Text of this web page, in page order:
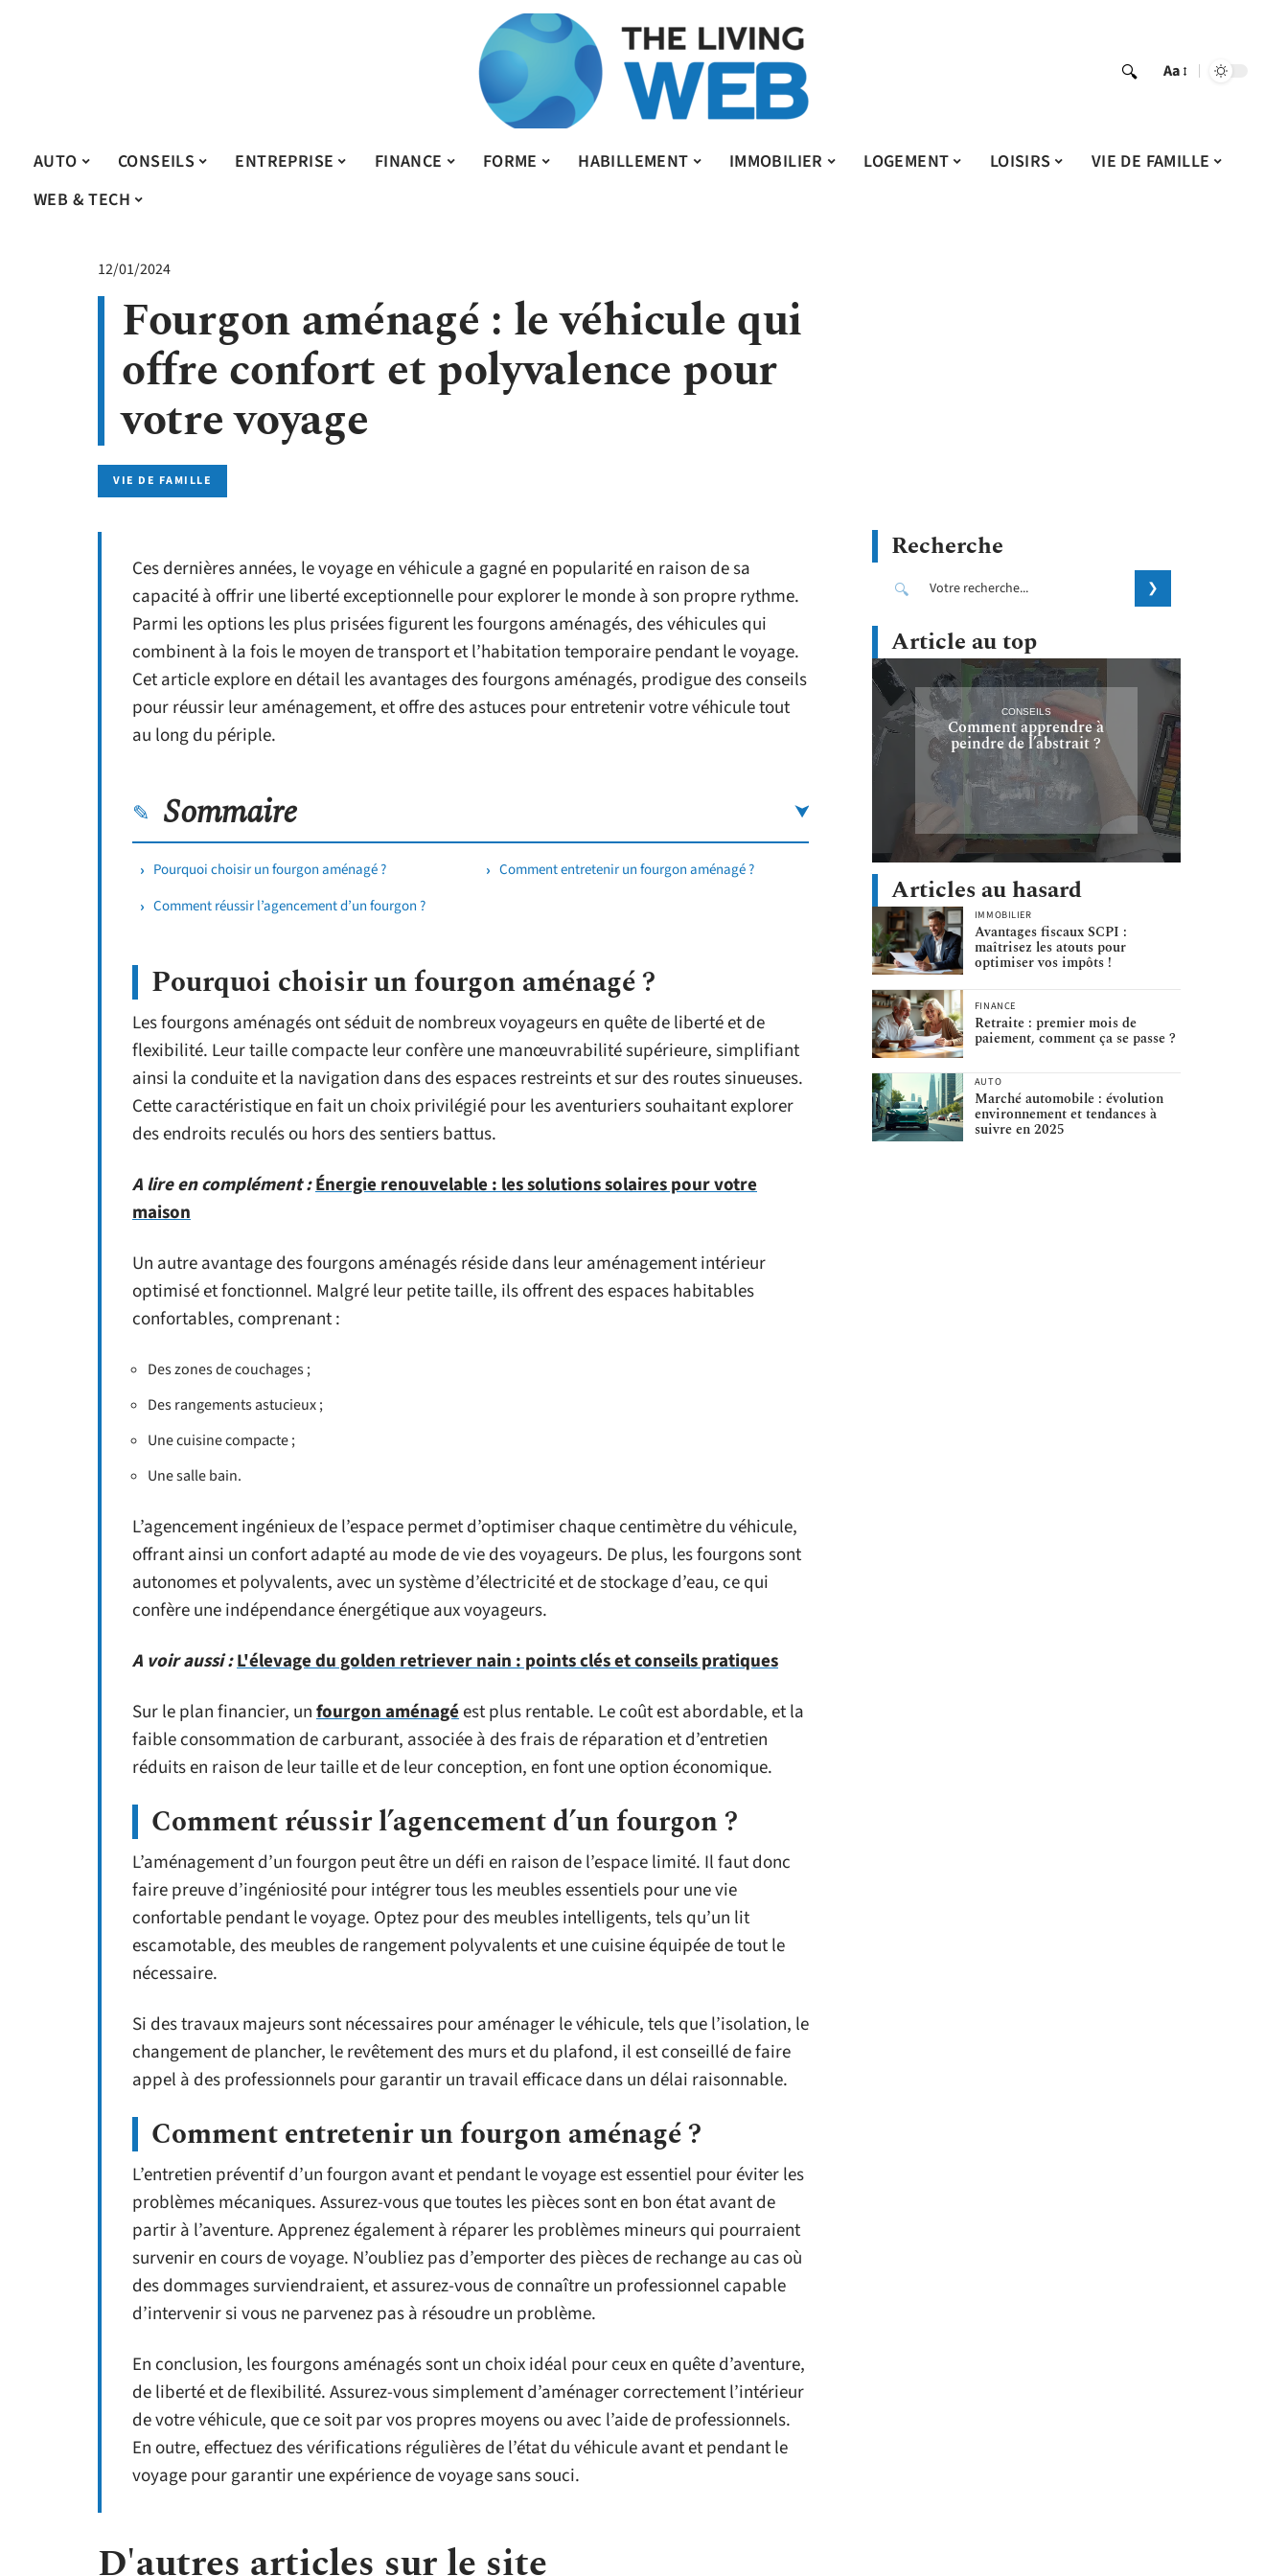
Aa
AUTO CONSEILS ENTREPRISE FINANCE FORME HABILLEMENT IMMOBILIER LOGEMENT LOISIRS
VIE DE FAMILLE
WEB & TECH
12/01/2024
Fourgon aménagé : le véhicule qui
offre confort et polyvalence pour
votre voyage
VIE DE FAMILLE
Ces dernières années, le voyage en véhicule a gagné en popularité en raison de sa
capacité à offrir une liberté exceptionnelle pour explorer le monde à son propre rythme.
Parmi les options les plus prisées figurent les fourgons aménagés, des véhicules qui
combinent à la fois le moyen de transport et l’habitation temporaire pendant le voyage.
Cet article explore en détail les avantages des fourgons aménagés, prodigue des conseils
pour réussir leur aménagement, et offre des astuces pour entretenir votre véhicule tout
au long du périple.
Sommaire
Pourquoi choisir un fourgon aménagé ?
Comment réussir l’agencement d’un fourgon ?
Comment entretenir un fourgon aménagé ?
Pourquoi choisir un fourgon aménagé ?
Les fourgons aménagés ont séduit de nombreux voyageurs en quête de liberté et de
flexibilité. Leur taille compacte leur confère une manœuvrabilité supérieure, simplifiant
ainsi la conduite et la navigation dans des espaces restreints et sur des routes sinueuses.
Cette caractéristique en fait un choix privilégié pour les aventuriers souhaitant explorer
des endroits reculés ou hors des sentiers battus.
A lire en complément :Énergie renouvelable : les solutions solaires pour votre
maison
Un autre avantage des fourgons aménagés réside dans leur aménagement intérieur
optimisé et fonctionnel. Malgré leur petite taille, ils offrent des espaces habitables
confortables, comprenant :
Des zones de couchages ;
Des rangements astucieux ;
Une cuisine compacte ;
Une salle bain.
L’agencement ingénieux de l’espace permet d’optimiser chaque centimètre du véhicule,
offrant ainsi un confort adapté au mode de vie des voyageurs. De plus, les fourgons sont
autonomes et polyvalents, avec un système d’électricité et de stockage d’eau, ce qui
confère une indépendance énergétique aux voyageurs.
A voir aussi :L'élevage du golden retriever nain : points clés et conseils pratiques
Sur le plan financier, unfourgon aménagéest plus rentable. Le coût est abordable, et la
faible consommation de carburant, associée à des frais de réparation et d’entretien
réduits en raison de leur taille et de leur conception, en font une option économique.
Comment réussir l’agencement d’un fourgon ?
L’aménagement d’un fourgon peut être un défi en raison de l’espace limité. Il faut donc
faire preuve d’ingéniosité pour intégrer tous les meubles essentiels pour une vie
confortable pendant le voyage. Optez pour des meubles intelligents, tels qu’un lit
escamotable, des meubles de rangement polyvalents et une cuisine équipée de tout le
nécessaire.
Si des travaux majeurs sont nécessaires pour aménager le véhicule, tels que l’isolation, le
changement de plancher, le revêtement des murs et du plafond, il est conseillé de faire
appel à des professionnels pour garantir un travail efficace dans un délai raisonnable.
Comment entretenir un fourgon aménagé ?
L’entretien préventif d’un fourgon avant et pendant le voyage est essentiel pour éviter les
problèmes mécaniques. Assurez-vous que toutes les pièces sont en bon état avant de
partir à l’aventure. Apprenez également à réparer les problèmes mineurs qui pourraient
survenir en cours de voyage. N’oubliez pas d’emporter des pièces de rechange au cas où
des dommages surviendraient, et assurez-vous de connaître un professionnel capable
d’intervenir si vous ne parvenez pas à résoudre un problème.
En conclusion, les fourgons aménagés sont un choix idéal pour ceux en quête d’aventure,
de liberté et de flexibilité. Assurez-vous simplement d’aménager correctement l’intérieur
de votre véhicule, que ce soit par vos propres moyens ou avec l’aide de professionnels.
En outre, effectuez des vérifications régulières de l’état du véhicule avant et pendant le
voyage pour garantir une expérience de voyage sans souci.
D'autres articles sur le site
Recherche
Article au top
CONSEILS
Comment apprendre à
peindre de l’abstrait ?
Articles au hasard
IMMOBILIER
Avantages fiscaux SCPI :
maîtrisez les atouts pour
optimiser vos impôts !
FINANCE
Retraite : premier mois de
paiement, comment ça se passe ?
AUTO
Marché automobile : évolution
environnement et tendances à
suivre en 2025